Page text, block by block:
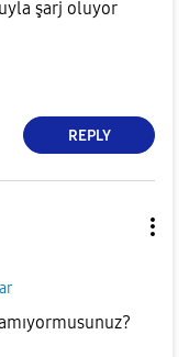
şarj oluyor
REPLY